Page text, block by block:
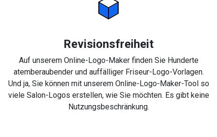
Revisionsfreiheit
Auf unserem Online-Logo-Maker finden Sie Hunderte
atemberaubender und auffälliger Friseur-Logo-Vorlagen.
Und ja, Sie können mit unserem Online-Logo-Maker-Tool so
viele Salon-Logos erstellen, wie Sie möchten. Es gibt keine
Nutzungsbeschränkung.